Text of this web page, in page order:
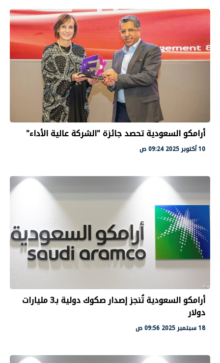
أرامكو السعودية تحصد جائزة "الشركة عالية الأداء"
10 أكتوبر 2025 09:24 ص
أرامكو السعودية تُنجز إصدار صكوك دولية بـ3 مليارات
دولار
18 سبتمبر 2025 09:56 ص